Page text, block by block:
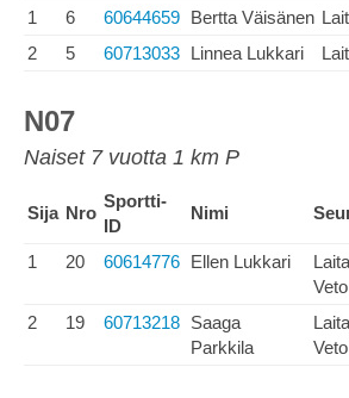
1 6 60644659 Bertta Väisänen
2
5 60713033 Linnea Lukkari
N07
Naiset 7 vuotta 1 km P
Sija Nro
Sportti-
ID
Nimi
1 20 60614776 Ellen Lukkari
Veto
2 19 60713218 Saaga
Parkkila
Veto